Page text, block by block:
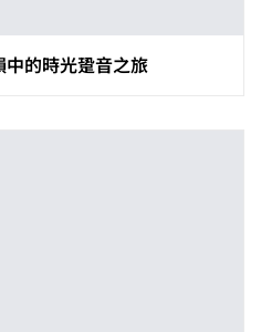
的時光跫音之旅